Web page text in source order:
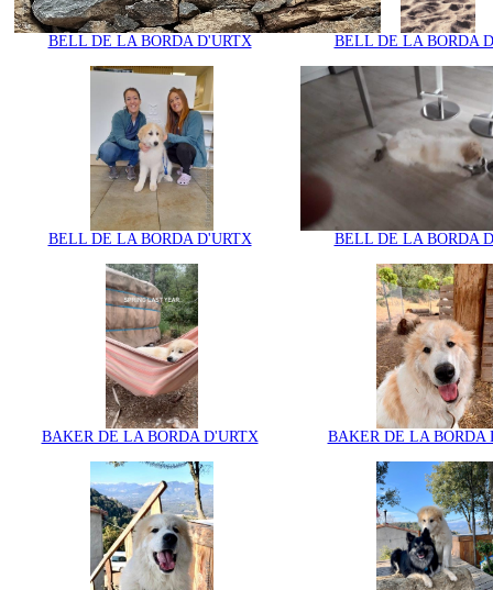
BELL DE LA BORDA D'URTX BELL DE LA BORDA
BELL DE LA BORDA D'URTX BELL DE LA BORDA
BAKER DE LA BORDA D'URTX BAKER DE LA BORDA